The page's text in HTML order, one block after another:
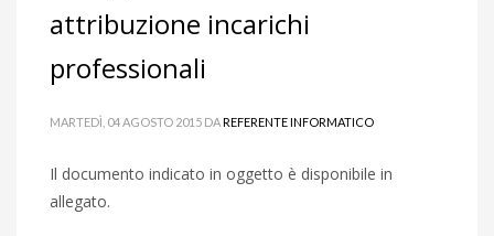
attribuzione incarichi
professionali
MARTEDÌ, 04 AGOSTO 2015 DAREFERENTE INFORMATICO
Il documento indicato in oggetto è disponibile in
allegato.